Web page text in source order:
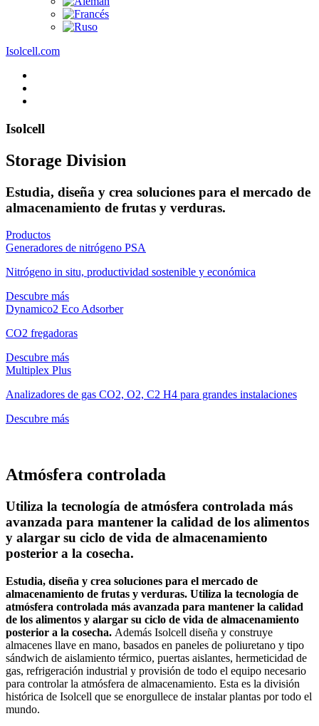
Isolcell.com
Isolcell
Storage Division
Estudia, diseña y crea soluciones para el mercado de
almacenamiento de frutas y verduras.
Productos
Generadores de nitrógeno PSA
Nitrógeno in situ, productividad sostenible y económica
Descubre más
Dynamico2 Eco Adsorber
CO2 fregadoras
Descubre más
Multiplex Plus
Analizadores de gas CO2, O2, C2 H4 para grandes instalaciones
Descubre más
Atmósfera controlada
Utiliza la tecnología de atmósfera controlada más
avanzada para mantener la calidad de los alimentos
y alargar su ciclo de vida de almacenamiento
posterior a la cosecha.
Estudia, diseña y crea soluciones para el mercado de
almacenamiento de frutas y verduras. Utiliza la tecnología de
atmósfera controlada más avanzada para mantener la calidad
de los alimentos y alargar su ciclo de vida de almacenamiento
posterior a la cosecha. Además Isolcell diseña y construye
almacenes llave en mano, basados en paneles de poliuretano y tipo
sándwich de aislamiento térmico, puertas aislantes, hermeticidad de
gas, refrigeración industrial y provisión de todo el equipo necesario
para controlar la atmósfera de almacenamiento. Esta es la división
histórica de Isolcell que se enorgullece de instalar plantas por todo el
mundo.